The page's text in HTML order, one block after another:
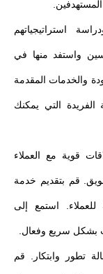
استراتيجياتهم
واستفد منها في
والخدمات المقدمة
الفريدة التي يمكنك
قوية مع العملاء
قم بتقديم خدمة
استمع إلى
بشكل سريع وفعال.
تطور وابتكار. قم